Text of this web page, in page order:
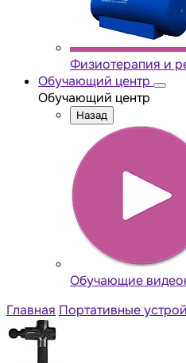
Физиотерапия и
Обучающий центр
Обучающий центр
Назад
Обучающие
Главная Портативные